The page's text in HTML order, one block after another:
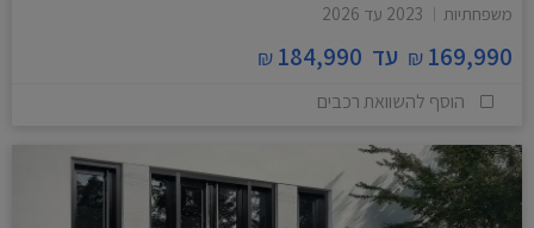
משפחתיות 2023 עד 2026
169,990
₪ עד 184,990
₪
הוסף להשוואת רכבים